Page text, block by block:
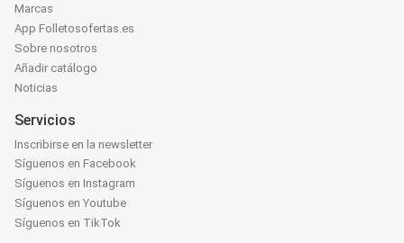
Marcas
App Folletosofertas.es
Sobre nosotros
Añadir catálogo
Noticias
Servicios
Inscribirse en la newsletter
Síguenos en Facebook
Síguenos en Instagram
Síguenos en Youtube
Síguenos en TikTok